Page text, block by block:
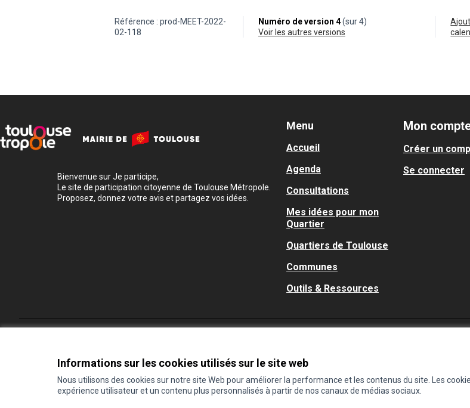
Informations sur les cookies utilisés sur le site web
Nous utilisons des cookies sur notre site Web pour améliorer la performance et les contenus du site. Les
expérience utilisateur et un contenu plus personnalisés à partir de nos canaux de médias sociaux.
Référence : prod-MEET-2022-
02-118
Numéro de version 4(sur 4)
voir les autres versions
Ajouter au
Bienvenue sur Je participe,
Le site de participation citoyenne de Toulouse Métropole.
Proposez, donnez votre avis et partagez vos idées.
Menu
Accueil
Agenda
Consultations
Mes idées pour mon
Quartier
Quartiers de Toulouse
Communes
Outils & Ressources
Mon
Créer un
Se connecter